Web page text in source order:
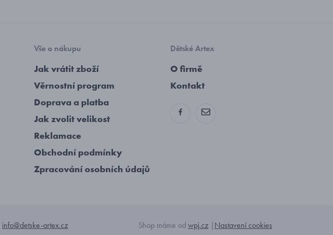
Vše o nákupu
Jak vrátit zboží
Věrnostní program
Doprava a platba
Jak zvolit velikost
Reklamace
Obchodní podmínky
Zpracování osobních údajů
Dětské Artex
O firmě
Kontakt
info@detske-artex.cz Shop máme od wpj.cz |Nastavení cookies